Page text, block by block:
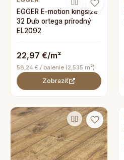
EGGER E-motion kingsize
32 Dub ortega prírodný
EL2092
22,97 €/m²
58,24 € / balenie (2,535 m²)
Zobraziť